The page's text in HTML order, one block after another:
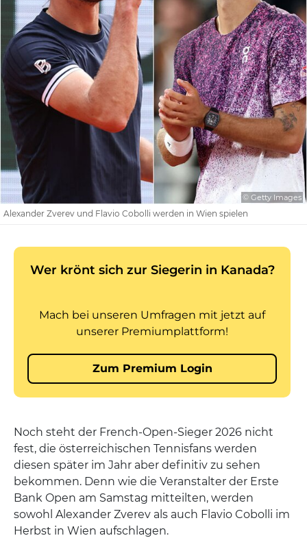
© Getty Images
Alexander Zverev und Flavio Cobolli werden in Wien spielen
Noch steht der French-Open-Sieger 2026 nicht
fest, die österreichischen Tennisfans werden
diesen später im Jahr aber definitiv zu sehen
bekommen. Denn wie die Veranstalter der Erste
Bank Open am Samstag mitteilten, werden
sowohl Alexander Zverev als auch Flavio Cobolli im
Herbst in Wien aufschlagen.